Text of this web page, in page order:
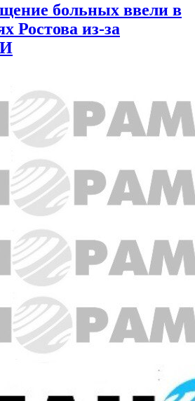
больных ввели в
Ростова из-за